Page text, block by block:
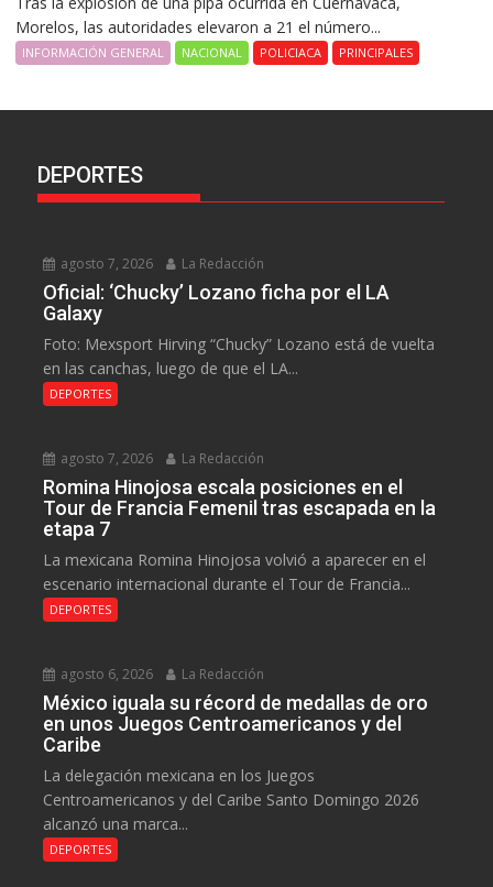
Morelos, las autoridades elevaron a 21 el número...
INFORMACIÓN GENERAL NACIONAL POLICIACA PRINCIPALES
DEPORTES
agosto 7, 2026 La Redacción
Oficial: ‘Chucky’ Lozano ficha por el LA
Galaxy
Foto: Mexsport Hirving “Chucky” Lozano está de vuelta
en las canchas, luego de que el LA...
DEPORTES
agosto 7, 2026 La Redacción
Romina Hinojosa escala posiciones en el
Tour de Francia Femenil tras escapada en la
etapa 7
La mexicana Romina Hinojosa volvió a aparecer en el
escenario internacional durante el Tour de Francia...
DEPORTES
agosto 6, 2026 La Redacción
México iguala su récord de medallas de oro
en unos Juegos Centroamericanos y del
Caribe
La delegación mexicana en los Juegos
Centroamericanos y del Caribe Santo Domingo 2026
alcanzó una marca...
DEPORTES